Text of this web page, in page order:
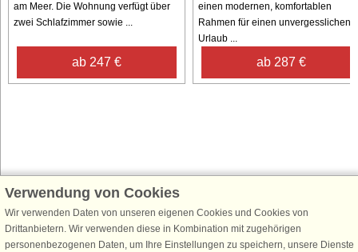
am Meer. Die Wohnung verfügt über
zwei Schlafzimmer sowie ...
ab 247 €
einen modernen, komfortablen
Rahmen für einen unvergesslichen
Urlaub ...
ab 287 €
Schließen Sie sich 100.000 Ferienhaus-Fans an
Erhalten Sie einenWillkommensgutschein von 25 € für Ihren nächsten
Ferienhausurlaub - melden Sie sich einfach für den DanCenter Newsletter
Verwendung von Cookies
Wir verwenden Daten von unseren eigenen Cookies und Cookies von
Drittanbietern. Wir verwenden diese in Kombination mit zugehörigen
personenbezogenen Daten, um Ihre Einstellungen zu speichern, unsere Dienste